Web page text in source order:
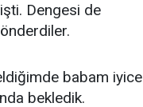
Dengesi de
babam iyice
bekledik.